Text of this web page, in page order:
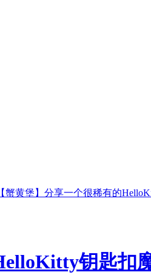
【蟹黄堡】分享一个很稀有的
钥匙扣